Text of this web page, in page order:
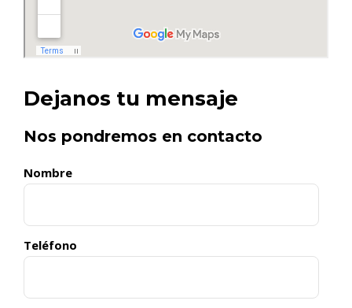
Dejanos tu mensaje
Nos pondremos en contacto
Nombre
Teléfono